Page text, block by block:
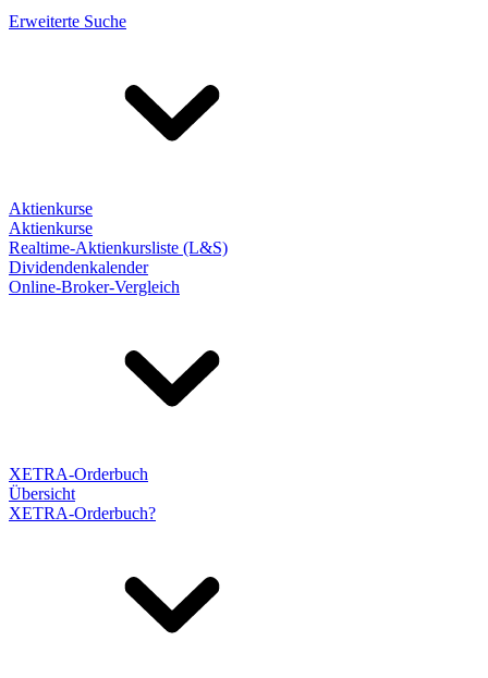
Erweiterte Suche
Aktienkurse
Aktienkurse
Realtime-Aktienkursliste (L&S)
Dividendenkalender
Online-Broker-Vergleich
XETRA-Orderbuch
Übersicht
XETRA-Orderbuch?